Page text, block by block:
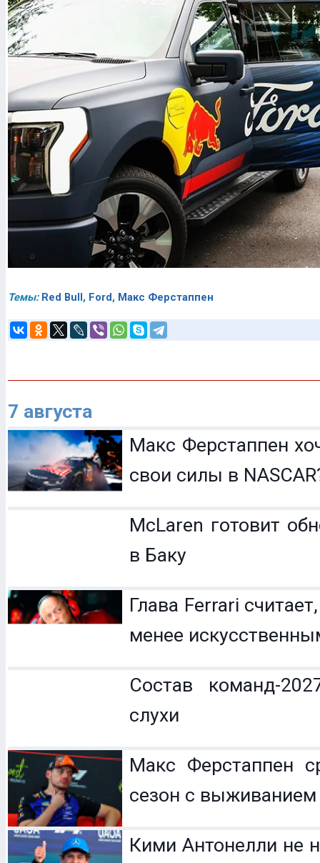
Темы: Red Bull, Ford, Макс Ферстаппен
7 августа
Макс Ферстаппен
свои силы в
McLaren готовит
в Баку
Глава Ferrari
менее
Состав команд-
слухи
Макс Ферстаппен
сезон с выживанием
Кими Антонелли не